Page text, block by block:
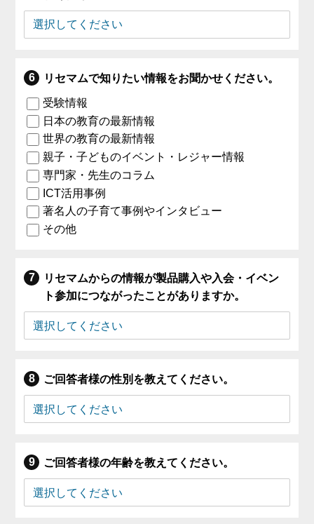
リセマムで知りたい情報をお聞かせください。
受験情報
日本の教育の最新情報
世界の教育の最新情報
親子・子どものイベント・レジャー情報
専門家・先生のコラム
ICT活用事例
著名人の子育て事例やインタビュー
その他
リセマムからの情報が製品購入や入会・イベン
ト参加につながったことがありますか。
ご回答者様の性別を教えてください。
ご回答者様の年齢を教えてください。